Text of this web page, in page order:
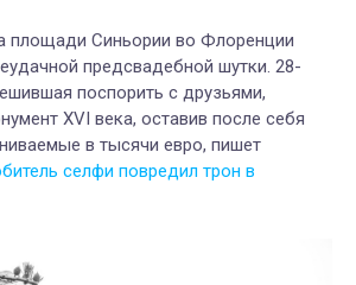
площади Синьории во Флоренции
предсвадебной шутки. 28-
поспорить с друзьями,
XVI века, оставив после себя
в тысячи евро, пишет
селфи повредил трон в